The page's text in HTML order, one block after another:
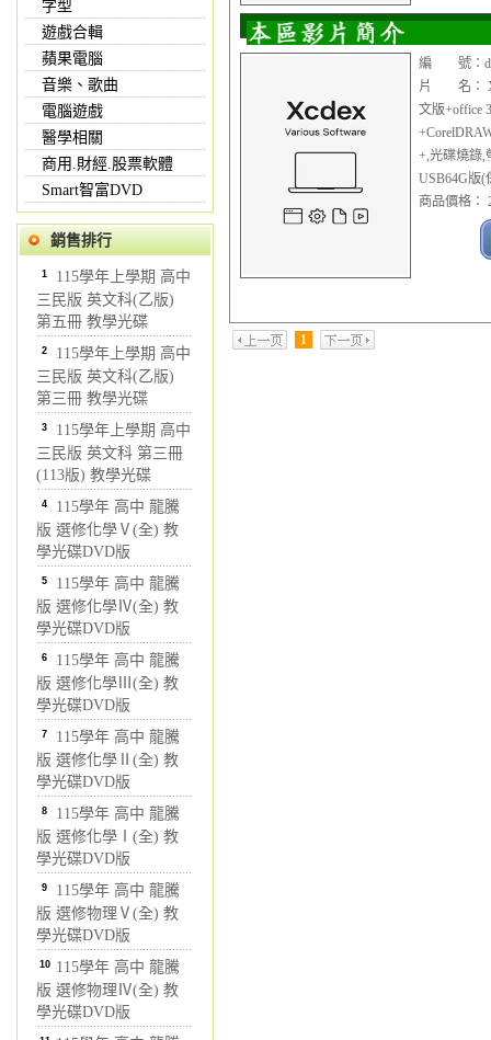
字型
遊戲合輯
蘋果電腦
音樂、歌曲
電腦遊戲
醫學相關
商用.財經.股票軟體
Smart智富DVD
銷售排行
1 115學年上學期 高中
三民版 英文科(乙版)
第五冊 教學光碟
2 115學年上學期 高中
三民版 英文科(乙版)
第三冊 教學光碟
3 115學年上學期 高中
三民版 英文科 第三冊
(113版) 教學光碟
4 115學年 高中 龍騰
版 選修化學Ⅴ(全) 教
學光碟DVD版
5 115學年 高中 龍騰
版 選修化學Ⅳ(全) 教
學光碟DVD版
6 115學年 高中 龍騰
版 選修化學Ⅲ(全) 教
學光碟DVD版
7 115學年 高中 龍騰
版 選修化學Ⅱ(全) 教
學光碟DVD版
8 115學年 高中 龍騰
版 選修化學Ⅰ(全) 教
學光碟DVD版
9 115學年 高中 龍騰
版 選修物理Ⅴ(全) 教
學光碟DVD版
10 115學年 高中 龍騰
版 選修物理Ⅳ(全) 教
學光碟DVD版
編 號：
片 名：
文版+office
+,光碟燒錄,
USB64G版(
商品價格：
1